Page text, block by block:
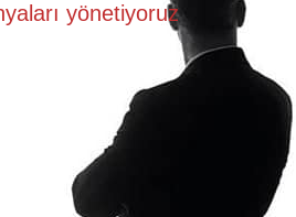
yönetiyoruz